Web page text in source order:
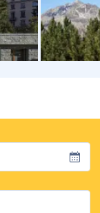
vom